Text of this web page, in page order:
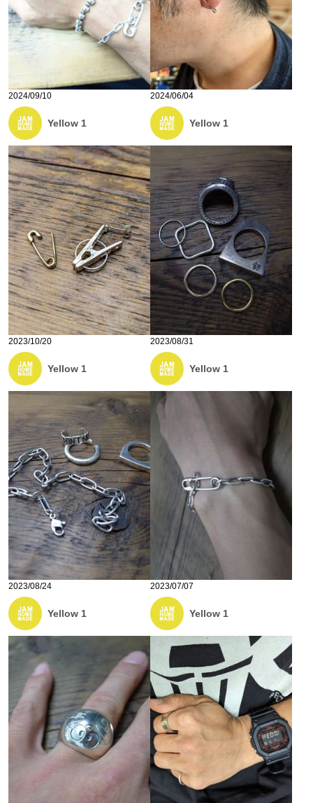
2024/09/10
Yellow 1
2024/06/04
Yellow 1
2023/10/20
Yellow 1
2023/08/31
Yellow 1
2023/08/24
Yellow 1
2023/07/07
Yellow 1